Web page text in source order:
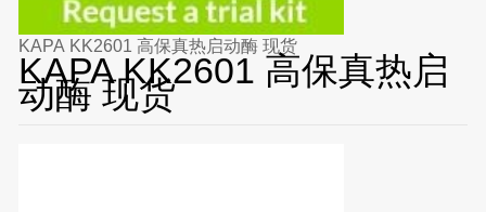
KAPA KK2601 高保真热启动酶 现货
KAPA KK2601 高保真热启
动酶 现货